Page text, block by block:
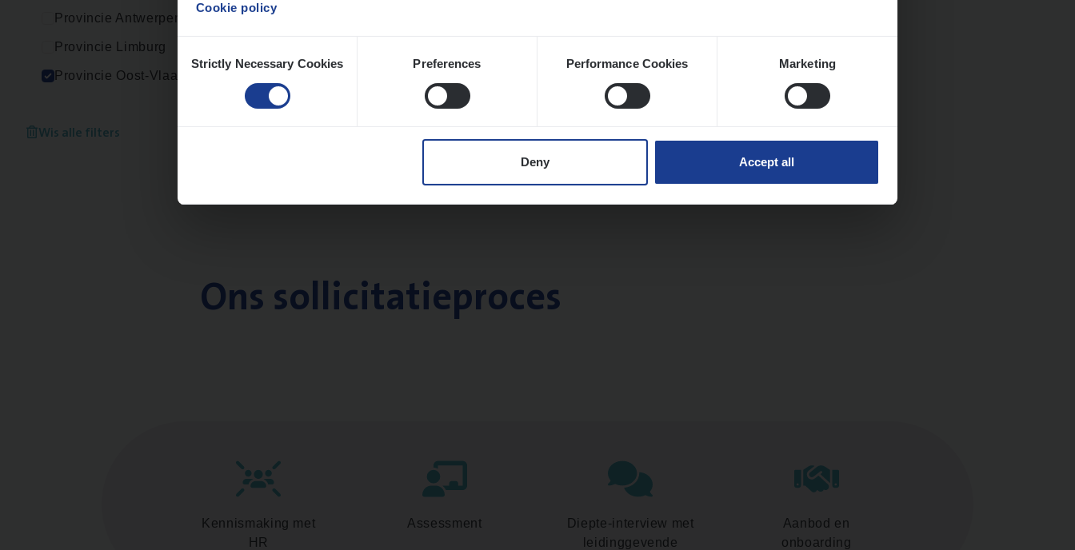
Cookie policy
Selection
Strictly Necessary Cookies Preferences Performance Cookies Marketing
Deny Accept all
Provincie Antwerpen
Provincie Limburg
Provincie Oost-Vlaanderen
Wis alle filters
Ons sollicitatieproces
Kennismaking met
HR
Assessment
Diepte-interview met
leidinggevende
Aanbod en
onboarding